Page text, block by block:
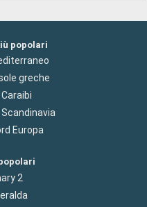
popolari
greche
Europa
2